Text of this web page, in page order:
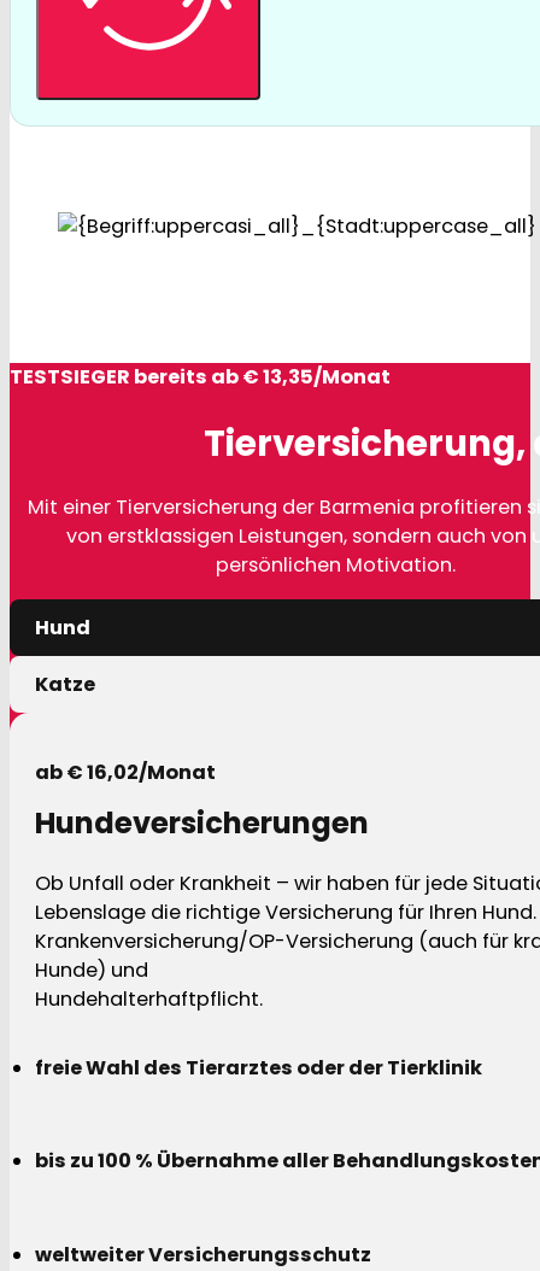
TESTSIEGER bereits ab € 13,35/Monat
Tierversicherung,
Mit einer Tierversicherung der Barmenia profitieren
von erstklassigen Leistungen, sondern auch von
persönlichen Motivation.
Hund
Katze
ab € 16,02/Monat
Hundeversicherungen
Ob Unfall oder Krankheit – wir haben für jede
Lebenslage die richtige Versicherung für Ihren Hund.
Krankenversicherung/OP-Versicherung (auch für
Hunde) und
Hundehalterhaftpflicht.
freie Wahl des Tierarztes oder der Tierklinik
bis zu 100 % Übernahme aller
weltweiter Versicherungsschutz